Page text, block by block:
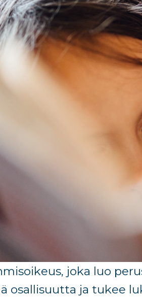
joka luo
osallisuutta ja tukee